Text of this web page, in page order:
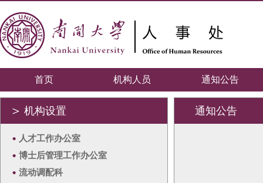
首页 机构人员 通知公告
＞ 机构设置
• 人才工作办公室
• 博士后管理工作办公室
• 流动调配科
通知公告